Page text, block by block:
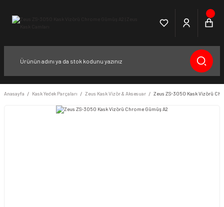
Anasayfa Kask Yedek Parçaları Zeus Kask Vizör & Aksesuar Zeus ZS-3050 Kask Vizörü